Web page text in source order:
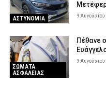
ΑΣΤΥΝΟΜΙΑ 9 Αυγούστου
ΣΩΜΑΤΑ
ΑΣΦΑΛΕΙΑΣ
Πέθανε
9 Αυγούστου